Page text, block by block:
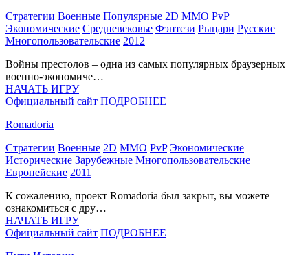
Стратегии Военные Популярные 2D MMO PvP
Экономические Средневековье Фэнтези Рыцари Русские
Многопользовательские 2012
Войны престолов – одна из самых популярных браузерных
военно-экономиче…
НАЧАТЬ ИГРУ
Официальный сайт ПОДРОБНЕЕ
Romadoria
Стратегии Военные 2D MMO PvP Экономические
Исторические Зарубежные Многопользовательские
Европейские 2011
К сожалению, проект Romadoria был закрыт, вы можете
ознакомиться с дру…
НАЧАТЬ ИГРУ
Официальный сайт ПОДРОБНЕЕ